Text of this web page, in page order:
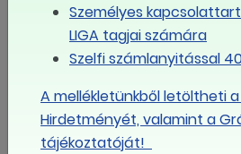
Liga Szakszervezetek a
bérmegállapodásról: ebben a
helyzetben ezzel az emeléssel
Lényegében megszületett a
megállapodás a minimálbérről és a
Személyes
LIGA tagjai számára
Szelfi számlanyitással
A mellékletünkből letöltheti
Hirdetményét, valamint a
tájékoztatóját!